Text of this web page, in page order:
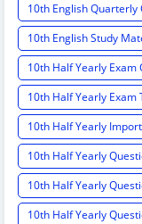
10th English Quarterly
10th English Study
10th Half Yearly Exam
10th Half Yearly Exam
10th Half Yearly
10th Half Yearly
10th Half Yearly
10th Half Yearly